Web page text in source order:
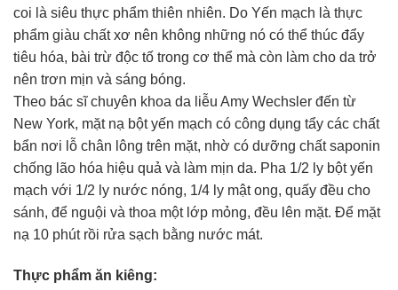
coi là siêu thực phẩm thiên nhiên. Do Yến mạch là thực
phẩm giàu chất xơ nên không những nó có thể thúc đẩy
tiêu hóa, bài trừ độc tố trong cơ thể mà còn làm cho da trở
nên trơn mịn và sáng bóng.
Theo bác sĩ chuyên khoa da liễu Amy Wechsler đến từ
New York, mặt nạ bột yến mạch có công dụng tẩy các chất
bẩn nơi lỗ chân lông trên mặt, nhờ có dưỡng chất saponin
chống lão hóa hiệu quả và làm mịn da. Pha 1/2 ly bột yến
mạch với 1/2 ly nước nóng, 1/4 ly mật ong, quấy đều cho
sánh, để nguội và thoa một lớp mỏng, đều lên mặt. Để mặt
nạ 10 phút rồi rửa sạch bằng nước mát.
Thực phẩm ăn kiêng: